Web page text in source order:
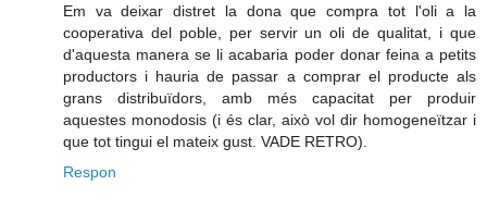
Em va deixar distret la dona que compra tot l'oli a la
cooperativa del poble, per servir un oli de qualitat, i que
d'aquesta manera se li acabaria poder donar feina a petits
productors i hauria de passar a comprar el producte als
grans distribuïdors, amb més capacitat per produir
aquestes monodosis (i és clar, això vol dir homogeneïtzar i
que tot tingui el mateix gust. VADE RETRO).
Respon